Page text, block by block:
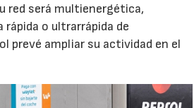
red será multienergética,
o ultrarrápida de
prevé ampliar su actividad en el
30/07/2026